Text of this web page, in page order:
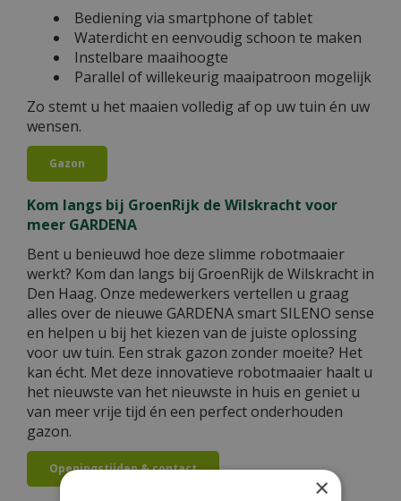
Bediening via smartphone of tablet
Waterdicht en eenvoudig schoon te maken
Instelbare maaihoogte
Parallel of willekeurig maaipatroon mogelijk
Zo stemt u het maaien volledig af op uw tuin én uw
wensen.
Gazon
Kom langs bij GroenRijk de Wilskracht voor
meer GARDENA
Bent u benieuwd hoe deze slimme robotmaaier
werkt? Kom dan langs bij GroenRijk de Wilskracht in
Den Haag. Onze medewerkers vertellen u graag
alles over de nieuwe GARDENA smart SILENO sense
en helpen u bij het kiezen van de juiste oplossing
voor uw tuin. Een strak gazon zonder moeite? Het
kan écht. Met deze innovatieve robotmaaier haalt u
het nieuwste van het nieuwste in huis en geniet u
van meer vrije tijd én een perfect onderhouden
gazon.
Openingstijden & contact
×